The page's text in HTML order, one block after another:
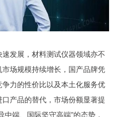
发展，材料测试仪器领域亦不
场规模持续增长，国产品牌凭
力的性价比以及本土化服务优
产品的替代，市场份额显著提
端、国际坚守高端”的态势，